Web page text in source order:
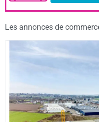
Les annonces de